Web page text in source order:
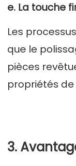
e. La touche
Les
que le
pièces
propriétés
3.